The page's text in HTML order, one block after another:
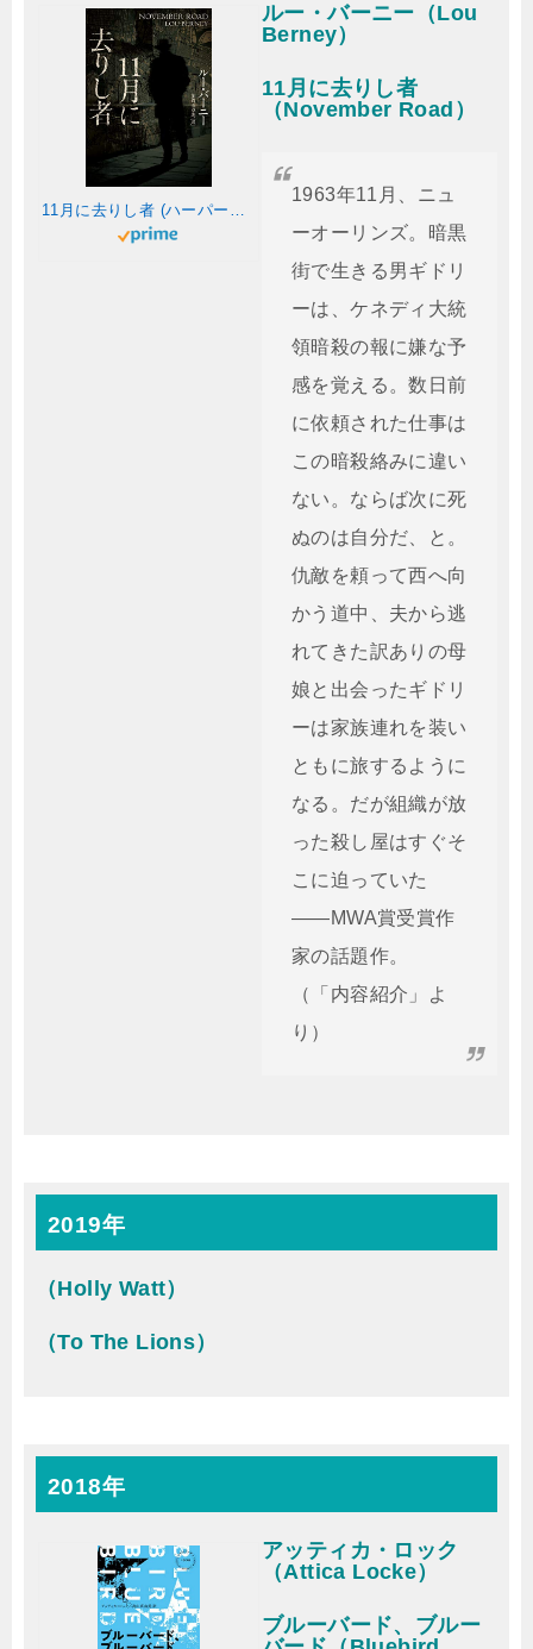
11月に去りし者 (ハーパーBOOKS)
ルー・バーニー（Lou
Berney）
11月に去りし者
（November Road）
1963年11月、ニュ
ーオーリンズ。暗黒
街で生きる男ギドリ
ーは、ケネディ大統
領暗殺の報に嫌な予
感を覚える。数日前
に依頼された仕事は
この暗殺絡みに違い
ない。ならば次に死
ぬのは自分だ、と。
仇敵を頼って西へ向
かう道中、夫から逃
れてきた訳ありの母
娘と出会ったギドリ
ーは家族連れを装い
ともに旅するように
なる。だが組織が放
った殺し屋はすぐそ
こに迫っていた
――MWA賞受賞作
家の話題作。
（「内容紹介」よ
り）
2019年
（Holly Watt）
（To The Lions）
2018年
アッティカ・ロック
（Attica Locke）
ブルーバード、ブルー